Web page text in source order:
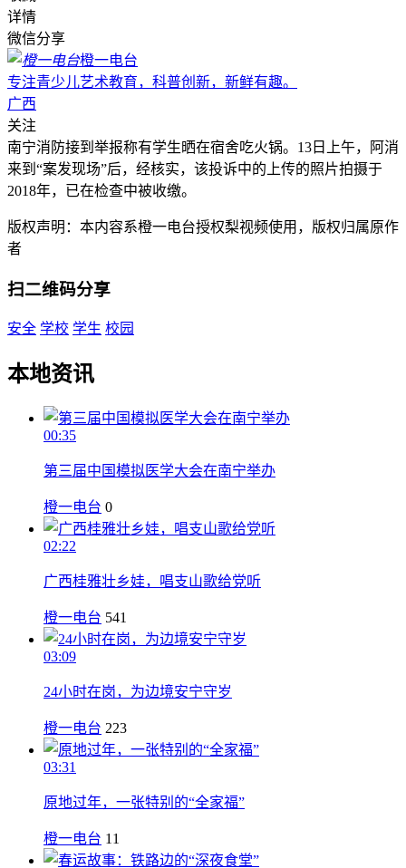
详情
微信分享
橙一电台
专注青少儿艺术教育，科普创新，新鲜有趣。
广西
关注
南宁消防接到举报称有学生晒在宿舍吃火锅。13日上午，阿消
来到“案发现场”后，经核实，该投诉中的上传的照片拍摄于
2018年，已在检查中被收缴。
版权声明：本内容系橙一电台授权梨视频使用，版权归属原作
者
扫二维码分享
安全 学校 学生 校园
本地资讯
00:35
第三届中国模拟医学大会在南宁举办
橙一电台 0
02:22
广西桂雅壮乡娃，唱支山歌给党听
橙一电台 541
03:09
24小时在岗，为边境安宁守岁
橙一电台 223
03:31
原地过年，一张特别的“全家福”
橙一电台 11